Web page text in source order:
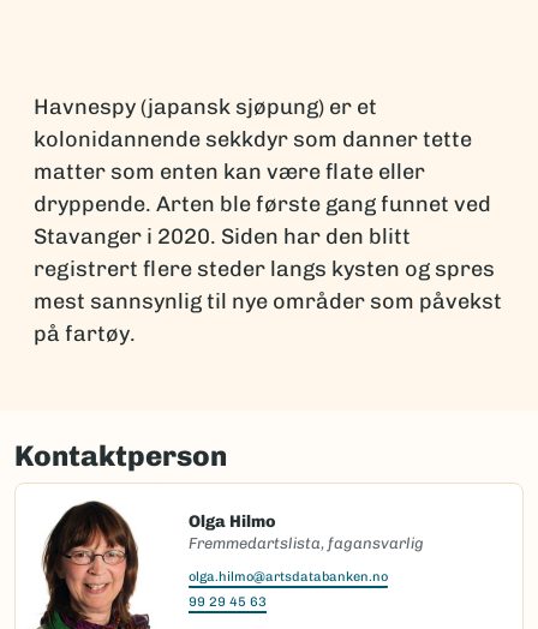
Havnespy (japansk sjøpung) er et
kolonidannende sekkdyr som danner tette
matter som enten kan være flate eller
dryppende. Arten ble første gang funnet ved
Stavanger i 2020. Siden har den blitt
registrert flere steder langs kysten og spres
mest sannsynlig til nye områder som påvekst
på fartøy.
Kontaktperson
Olga Hilmo
Fremmedartslista, fagansvarlig
olga.hilmo@artsdatabanken.no
99 29 45 63